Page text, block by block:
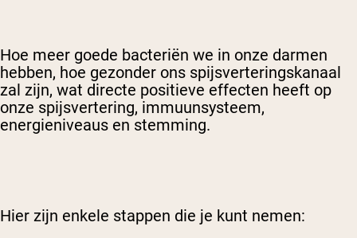
Hoe meer goede bacteriën we in onze darmen
hebben, hoe gezonder ons spijsverteringskanaal
zal zijn, wat directe positieve effecten heeft op
onze spijsvertering, immuunsysteem,
energieniveaus en stemming.
Hier zijn enkele stappen die je kunt nemen: